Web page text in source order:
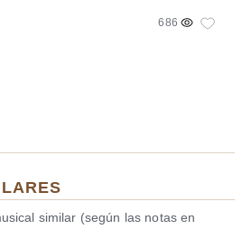
686
similar (según las notas en